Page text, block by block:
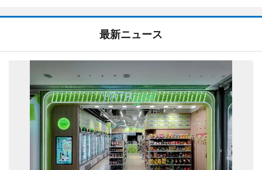
最新ニュース